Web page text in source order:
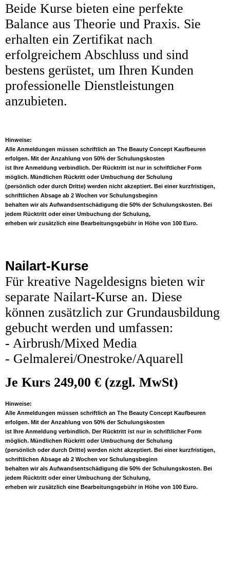
Beide Kurse bieten eine perfekte
Balance aus Theorie und Praxis. Sie
erhalten ein Zertifikat nach
erfolgreichem Abschluss und sind
bestens gerüstet, um Ihren Kunden
professionelle Dienstleistungen
anzubieten.
Hinweise:
Alle Anmeldungen müssen schriftlich an The Beauty Concept Kaufbeuren
erfolgen. Mit der Anzahlung von 50% der Schulungskosten
ist Ihre Anmeldung verbindlich. Der Rücktritt ist nur in schriftlicher Form
möglich. Mündlichen Rückritt oder Umbuchung der Schulung
(persönlich oder durch Dritte) werden nicht akzeptiert. Bei einer kurzfristigen,
schriftlichen Absage ab 2 Wochen vor Schulungsbeginn
behalten wir als Aufwandsentschädigung die 50% der Schulungskosten. Bei
jedem Rücktritt oder einer Umbuchung der Schulung,
erheben wir zusätzlich eine Bearbeitungsgebühr in Höhe von 100 Euro.
Nailart-Kurse
Für kreative Nageldesigns bieten wir
separate Nailart-Kurse an. Diese
können zusätzlich zur Grundausbildung
gebucht werden und umfassen:
- Airbrush/Mixed Media
- Gelmalerei/Onestroke/Aquarell
Je Kurs 249,00 € (zzgl. MwSt)
Hinweise:
Alle Anmeldungen müssen schriftlich an The Beauty Concept Kaufbeuren
erfolgen. Mit der Anzahlung von 50% der Schulungskosten
ist Ihre Anmeldung verbindlich. Der Rücktritt ist nur in schriftlicher Form
möglich. Mündlichen Rückritt oder Umbuchung der Schulung
(persönlich oder durch Dritte) werden nicht akzeptiert. Bei einer kurzfristigen,
schriftlichen Absage ab 2 Wochen vor Schulungsbeginn
behalten wir als Aufwandsentschädigung die 50% der Schulungskosten. Bei
jedem Rücktritt oder einer Umbuchung der Schulung,
erheben wir zusätzlich eine Bearbeitungsgebühr in Höhe von 100 Euro.